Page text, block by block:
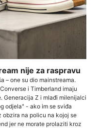
nije za raspravu
– one su dio mainstreama.
i Timberland imaju
Generacija Z i mlađi milenijalci
odjela" - ako im se sviđa
obzira na policu na kojoj se
jer ne morate prolaziti kroz